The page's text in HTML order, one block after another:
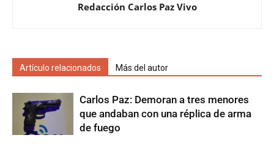
Redacción Carlos Paz Vivo
Artículo relacionados Más del autor
Carlos Paz: Demoran a tres menores
que andaban con una réplica de arma
de fuego